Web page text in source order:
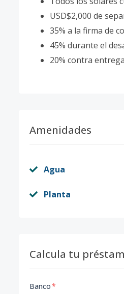
USD$2,000 de
35% a la firma de
45% durante el
20% contra
Amenidades
Agua
Planta
Calcula tu
Banco*